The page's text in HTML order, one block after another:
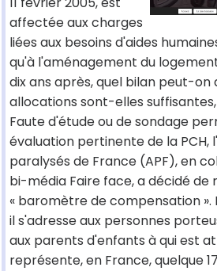
affectée aux charges
liées aux besoins d'aides
qu'à l'aménagement du
dix ans après, quel bilan peut-on
allocations sont-elles
Faute d'étude ou de sondage
évaluation pertinente de la PCH,
paralysés de France (APF), en
bi-média Faire face, a décidé de
« baromètre de compensation ».
il s'adresse aux personnes
aux parents d'enfants à qui est
représente, en France, quelque